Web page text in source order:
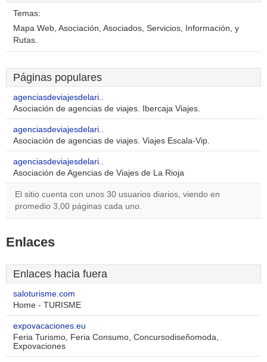
Temas:
Mapa Web, Asociación, Asociados, Servicios, Información, y
Rutas.
Páginas populares
agenciasdeviajesdelari..
Asociación de agencias de viajes. Ibercaja Viajes.
agenciasdeviajesdelari..
Asociación de agencias de viajes. Viajes Escala-Vip.
agenciasdeviajesdelari..
Asociación de Agencias de Viajes de La Rioja
El sitio cuenta con unos 30 usuarios diarios, viendo en
promedio 3,00 páginas cada uno.
Enlaces
Enlaces hacia fuera
saloturisme.com
Home - TURISME
expovacaciones.eu
Feria Turismo, Feria Consumo, Concursodiseñomoda,
Expovaciones